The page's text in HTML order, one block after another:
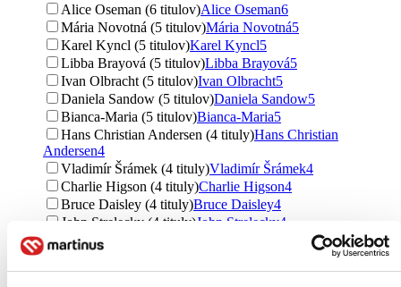
Alice Oseman (6 titulov)Alice Oseman6
Mária Novotná (5 titulov)Mária Novotná5
Karel Kyncl (5 titulov)Karel Kyncl5
Libba Brayová (5 titulov)Libba Brayová5
Ivan Olbracht (5 titulov)Ivan Olbracht5
Daniela Sandow (5 titulov)Daniela Sandow5
Bianca-Maria (5 titulov)Bianca-Maria5
Hans Christian Andersen (4 tituly)Hans Christian
Andersen4
Vladimír Šrámek (4 tituly)Vladimír Šrámek4
Charlie Higson (4 tituly)Charlie Higson4
Bruce Daisley (4 tituly)Bruce Daisley4
John Strelecky (4 tituly)John Strelecky4
Barbara Cartland (3 tituly)
3
Miroslav Kalina (3 tituly)Miroslav Kalina3